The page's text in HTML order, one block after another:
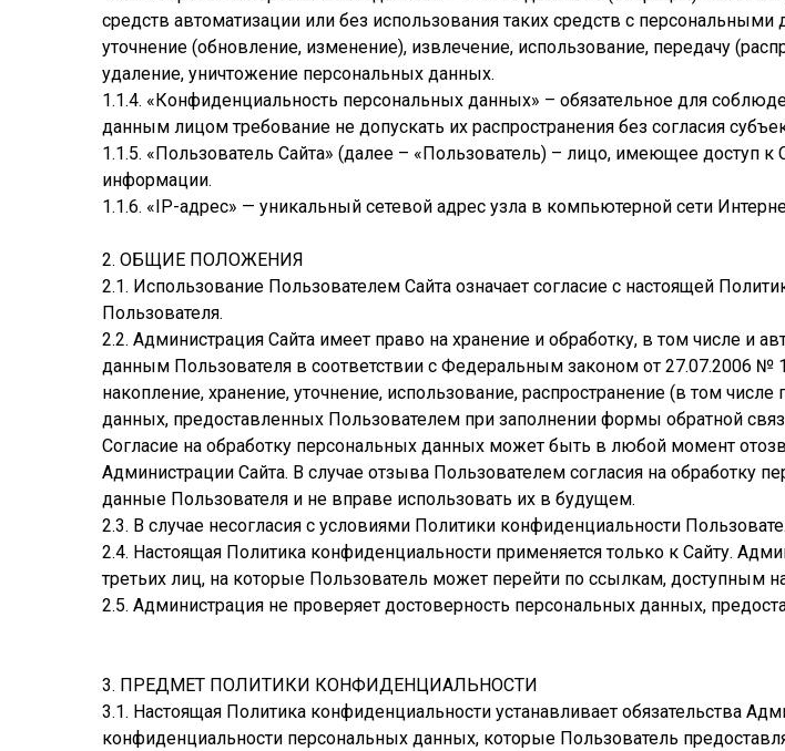
средств автоматизации или без использования таких средств с
уточнение (обновление, изменение), извлечение, использование, передачу
удаление, уничтожение персональных данных.
1.1.4. «Конфиденциальность персональных данных» – обязательное для
данным лицом требование не допускать их распространения без согласия
1.1.5. «Пользователь Сайта» (далее – «Пользователь) – лицо, имеющее доступ
информации.
1.1.6. «IP-адрес» — уникальный сетевой адрес узла в компьютерной сети
2. ОБЩИЕ ПОЛОЖЕНИЯ
2.1. Использование Пользователем Сайта означает согласие с настоящей
Пользователя.
2.2. Администрация Сайта имеет право на хранение и обработку, в том числе
данным Пользователя в соответствии с Федеральным законом от 27.07.2006
накопление, хранение, уточнение, использование, распространение (в том
данных, предоставленных Пользователем при заполнении формы обратной
Согласие на обработку персональных данных может быть в любой момент
Администрации Сайта. В случае отзыва Пользователем согласия на обработку
данные Пользователя и не вправе использовать их в будущем.
2.3. В случае несогласия с условиями Политики конфиденциальности
2.4. Настоящая Политика конфиденциальности применяется только к Сайту.
третьих лиц, на которые Пользователь может перейти по ссылкам, доступным
2.5. Администрация не проверяет достоверность персональных данных,
3. ПРЕДМЕТ ПОЛИТИКИ КОНФИДЕНЦИАЛЬНОСТИ
3.1. Настоящая Политика конфиденциальности устанавливает обязательства
конфиденциальности персональных данных, которые Пользователь